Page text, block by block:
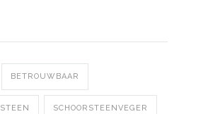
BETROUWBAAR
SCHOORSTEENVEGER